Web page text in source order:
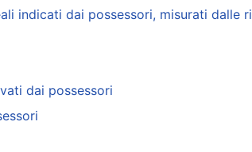
indicati dai possessori, misurati dalle
dai possessori